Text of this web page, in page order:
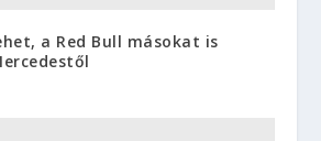
a Red Bull másokat is